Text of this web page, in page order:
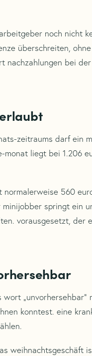
noch nicht
überschreiten,
nachzahlungen bei
zeitraums darf ein
monat liegt bei 1.206
560
springt ein
vorausgesetzt, der
„unvorhersehbar“
konntest. eine
weihnachtsgeschäft